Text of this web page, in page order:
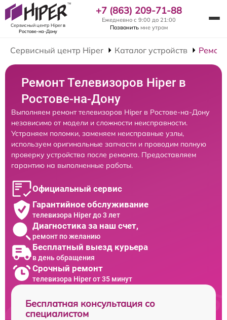
Сервисный центр Hiperв
Ростове-на-Дону
+7 (863) 209-71-88
Ежедневно с 9:00 до 21:00
Позвонить мне утром
Сервисный центр Hiper Каталог устройств
Ремонт Телевизоров Hiper в
Ростове-на-Дону
Выполняем ремонт телевизоров Hiper в Ростове-на-Дону
независимо от модели и сложности неисправности.
Устраняем поломки, заменяем неисправные узлы,
используем оригинальные запчасти и проводим полную
проверку устройства после ремонта. Предоставляем
гарантию на выполненные работы.
Официальный сервис
Гарантийное обслуживание
телевизора Hiper до 3 лет
Диагностика за наш счет,
ремонт по желанию
Бесплатный выезд курьера
в день обращения
Срочный ремонт
телевизора Hiper от 35 минут
Бесплатная консультация со
специалистом